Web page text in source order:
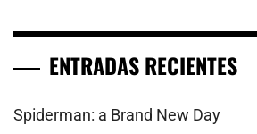
ENTRADAS RECIENTES
Spiderman: a Brand New Day